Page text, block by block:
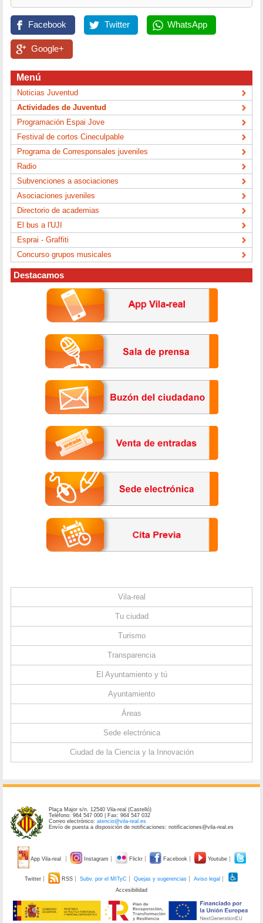
Facebook Twitter WhatsApp
Google+
Menú
Noticias Juventud
Actividades de Juventud
Programación Espai Jove
Festival de cortos Cineculpable
Programa de Corresponsales juveniles
Radio
Subvenciones a asociaciones
Asociaciones juveniles
Directorio de academias
El bus a l'UJI
Esprai - Graffiti
Concurso grupos musicales
Destacamos
Vila-real
Tu ciudad
Turismo
Transparencia
El Ayuntamiento y tú
Ayuntamiento
Áreas
Sede electrónica
Ciudad de la Ciencia y la Innovación
Plaça Major s/n. 12540 Vila-real (Castelló)
Teléfono: 964 547 000 | Fax: 964 547 032
Correo electrónico:atencio@vila-real.es
Envío de puesta a disposición de notificaciones: notificaciones@vila-real.es
App Vila-real Instagram Flickr Facebook Youtube
Twitter RSS Subv. por el MITyC Quejas y sugerencias
Aviso legal
Accesibilidad